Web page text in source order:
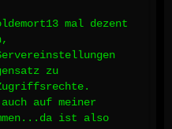
mal dezent
zu
auf meiner
ist also